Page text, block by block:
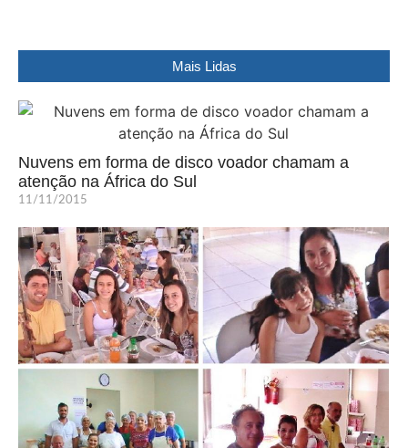
Mais Lidas
Nuvens em forma de disco voador chamam a
atenção na África do Sul
11/11/2015